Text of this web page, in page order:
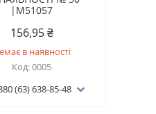
|M51057
156,95 ₴
в наявності
0005
(63) 638-85-48